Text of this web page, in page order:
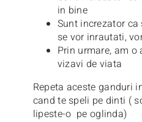
in bine
Sunt increzator
se vor inrautati,
Prin urmare, am
vizavi de viata
Repeta aceste ganduri
cand te speli pe dinti (
lipeste-o pe oglinda)